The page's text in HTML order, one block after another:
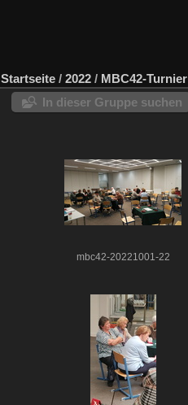
Startseite / 2022 / MBC42-Turnier
In dieser Gruppe suchen
mbc42-20221001-22